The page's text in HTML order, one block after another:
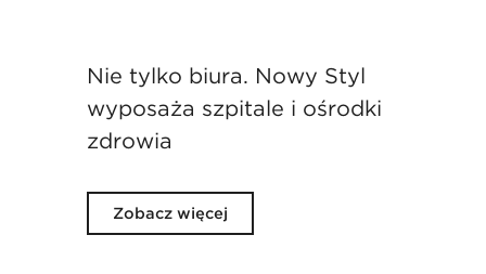
Nie tylko biura. Nowy Styl
wyposaża szpitale i ośrodki
zdrowia
Zobacz więcej